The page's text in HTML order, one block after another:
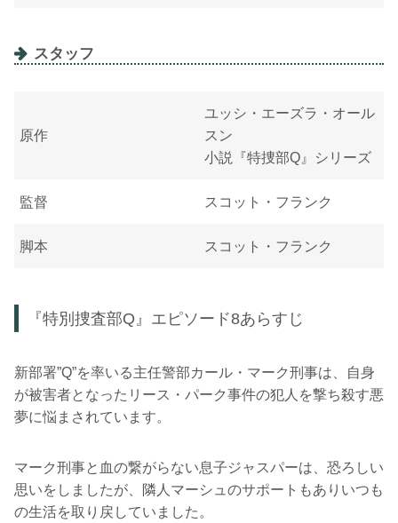
スタッフ
原作
ユッシ・エーズラ・オール
スン
小説『特捜部Q』シリーズ
監督 スコット・フランク
脚本 スコット・フランク
『特別捜査部Q』エピソード8あらすじ
新部署”Q”を率いる主任警部カール・マーク刑事は、自身
が被害者となったリース・パーク事件の犯人を撃ち殺す悪
夢に悩まされています。
マーク刑事と血の繋がらない息子ジャスパーは、恐ろしい
思いをしましたが、隣人マーシュのサポートもありいつも
の生活を取り戻していました。